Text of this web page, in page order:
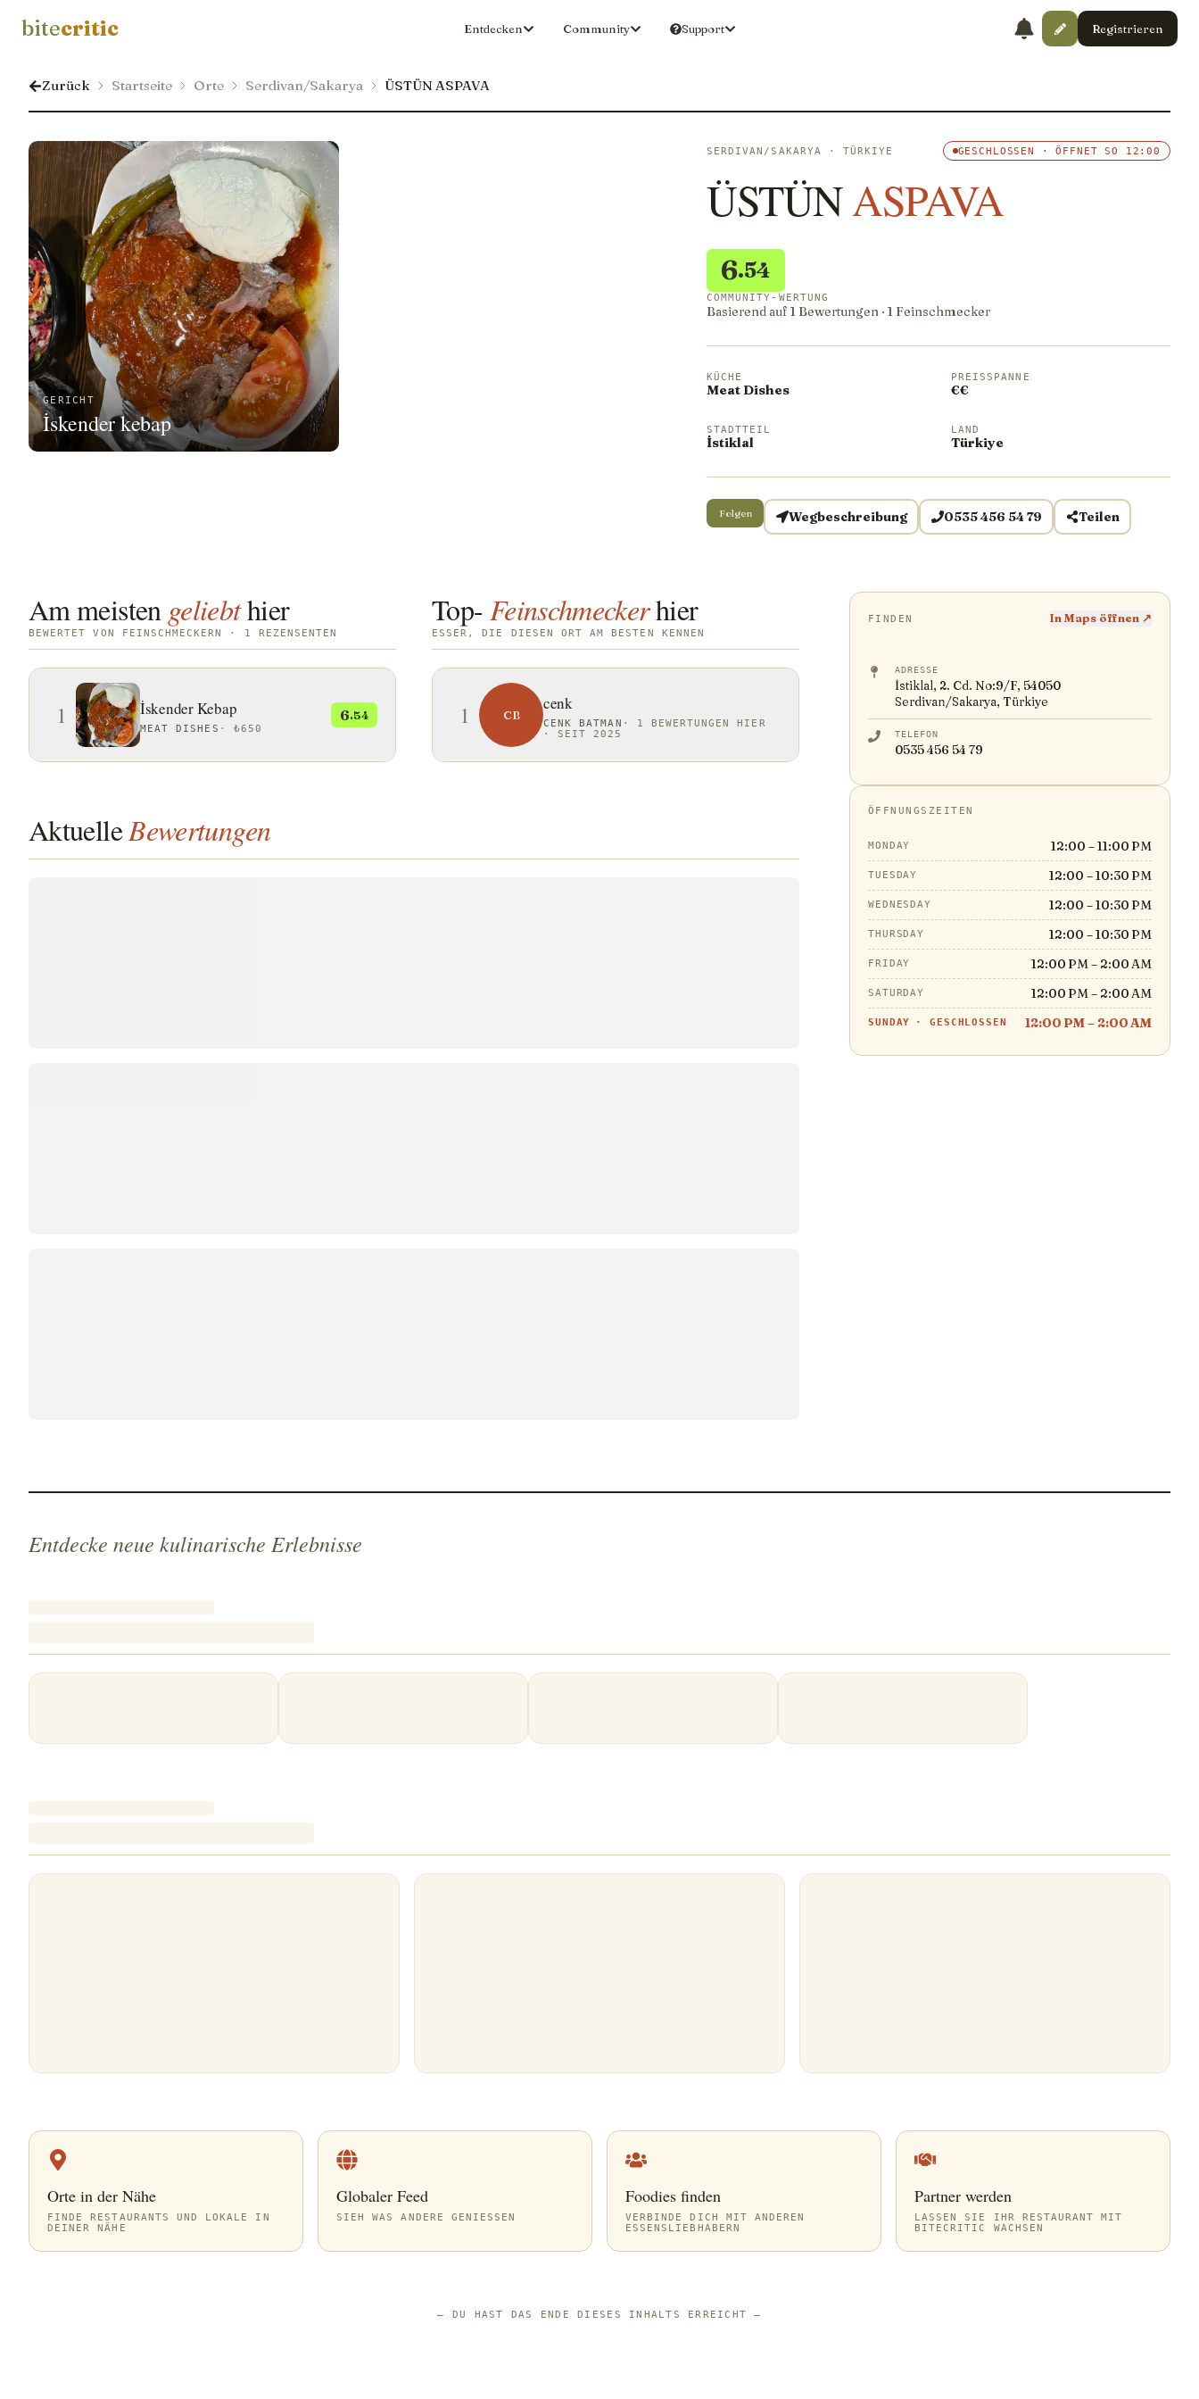
bitecritic Entdecken Community Support Registrieren
Zurück Startseite Orte Serdivan/Sakarya ÜSTÜN ASPAVA
GERICHT
İskender kebap
SERDIVAN/SAKARYA · TÜRKIYE GESCHLOSSEN · ÖFFNET SO 12:00
ÜSTÜNASPAVA
6.54
COMMUNITY-WERTUNG
Basierend auf 1 Bewertungen · 1 Feinschmecker
KÜCHE
Meat Dishes
PREISSPANNE
€€
STADTTEIL
İstiklal
LAND
Türkiye
Folgen Wegbeschreibung 0535 456 54 79 Teilen
Am meisten geliebthier
BEWERTET VON FEINSCHMECKERN · 1 REZENSENTEN
1 İskender Kebap
MEAT DISHES · ₺650
6.54
Top-Feinschmeckerhier
ESSER, DIE DIESEN ORT AM BESTEN KENNEN
1 CB
cenk
CENK BATMAN ·
1 BEWERTUNGEN HIER
·SEIT 2025
AktuelleBewertungen
FINDEN In Maps öffnen ↗
ADRESSE
İstiklal, 2. Cd. No:9/F, 54050
Serdivan/Sakarya, Türkiye
TELEFON
0535 456 54 79
ÖFFNUNGSZEITEN
MONDAY 12:00 – 11:00 PM
TUESDAY 12:00 – 10:30 PM
WEDNESDAY 12:00 – 10:30 PM
THURSDAY 12:00 – 10:30 PM
FRIDAY 12:00 PM – 2:00 AM
SATURDAY 12:00 PM – 2:00 AM
SUNDAY ·GESCHLOSSEN 12:00 PM – 2:00 AM
Entdecke neue kulinarische Erlebnisse
Orte in der Nähe
FINDE RESTAURANTS UND LOKALE IN
DEINER NÄHE
Globaler Feed
SIEH WAS ANDERE GENIESSEN
Foodies finden
VERBINDE DICH MIT ANDEREN
ESSENSLIEBHABERN
Partner werden
LASSEN SIE IHR RESTAURANT MIT
BITECRITIC WACHSEN
— DU HAST DAS ENDE DIESES INHALTS ERREICHT —